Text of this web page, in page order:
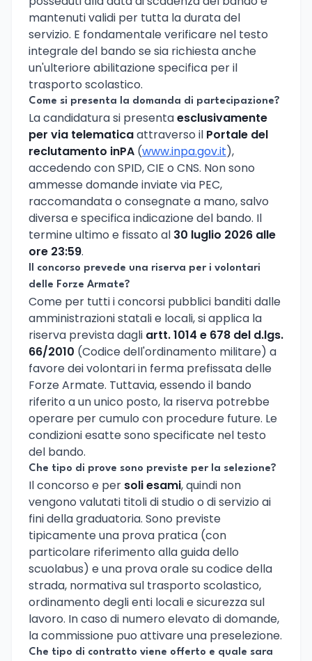
mantenuti validi per tutta la durata del
servizio. E fondamentale verificare nel testo
integrale del bando se sia richiesta anche
un'ulteriore abilitazione specifica per il
trasporto scolastico.
Come si presenta la domanda di partecipazione?
La candidatura si presentaesclusivamente
per via telematicaattraverso il Portale del
reclutamento inPA (www.inpa.gov.it),
accedendo con SPID, CIE o CNS. Non sono
ammesse domande inviate via PEC,
raccomandata o consegnate a mano, salvo
diversa e specifica indicazione del bando. Il
termine ultimo e fissato al 30 luglio 2026 alle
ore 23:59.
Il concorso prevede una riserva per i volontari
delle Forze Armate?
Come per tutti i concorsi pubblici banditi dalle
amministrazioni statali e locali, si applica la
riserva prevista dagli artt. 1014 e 678 del d.lgs.
66/2010 (Codice dell'ordinamento militare) a
favore dei volontari in ferma prefissata delle
Forze Armate. Tuttavia, essendo il bando
riferito a un unico posto, la riserva potrebbe
operare per cumulo con procedure future. Le
condizioni esatte sono specificate nel testo
del bando.
Che tipo di prove sono previste per la selezione?
Il concorso e per soli esami, quindi non
vengono valutati titoli di studio o di servizio ai
fini della graduatoria. Sono previste
tipicamente una prova pratica (con
particolare riferimento alla guida dello
scuolabus) e una prova orale su codice della
strada, normativa sul trasporto scolastico,
ordinamento degli enti locali e sicurezza sul
lavoro. In caso di numero elevato di domande,
la commissione puo attivare una preselezione.
Che tipo di contratto viene offerto e quale sara